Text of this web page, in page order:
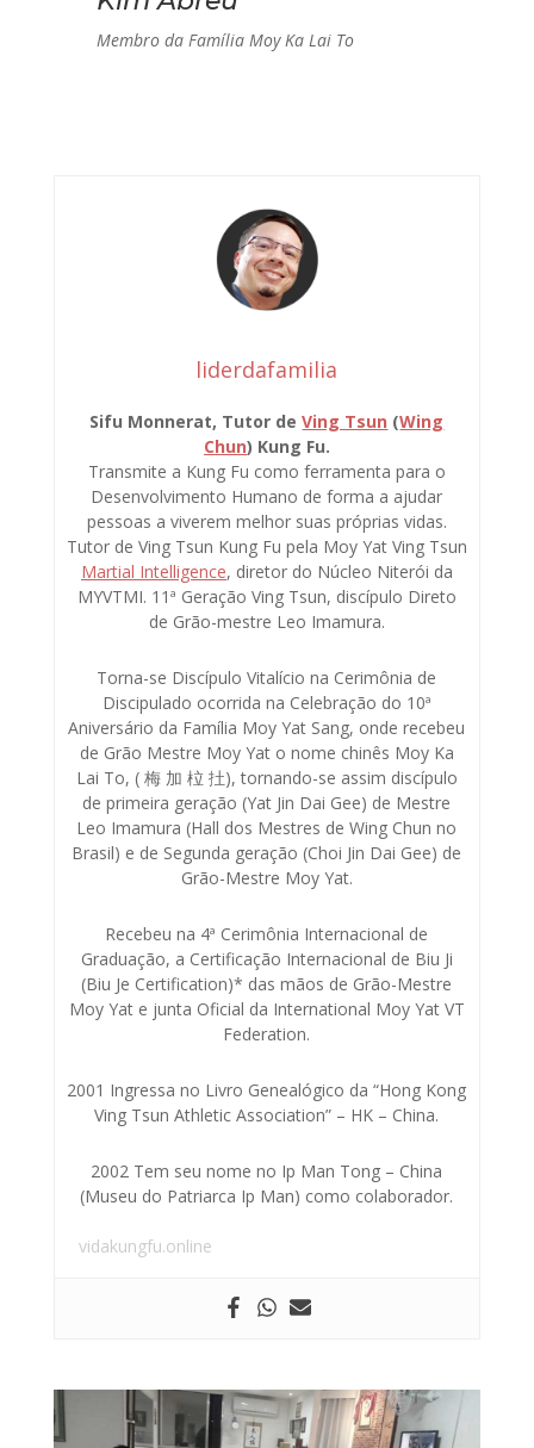
Membro da Família Moy Ka Lai To
liderdafamilia
Sifu Monnerat, Tutor deVing Tsun (Wing
Chun) Kung Fu.
Transmite a Kung Fu como ferramenta para o
Desenvolvimento Humano de forma a ajudar
pessoas a viverem melhor suas próprias vidas.
Tutor de Ving Tsun Kung Fu pela Moy Yat Ving Tsun
Martial Intelligence, diretor do Núcleo Niterói da
MYVTMI. 11ª Geração Ving Tsun, discípulo Direto
de Grão-mestre Leo Imamura.
Torna-se Discípulo Vitalício na Cerimônia de
Discipulado ocorrida na Celebração do 10ª
Aniversário da Família Moy Yat Sang, onde recebeu
de Grão Mestre Moy Yat o nome chinês Moy Ka
Lai To, ( 梅 加 柆 扗), tornando-se assim discípulo
de primeira geração (Yat Jin Dai Gee) de Mestre
Leo Imamura (Hall dos Mestres de Wing Chun no
Brasil) e de Segunda geração (Choi Jin Dai Gee) de
Grão-Mestre Moy Yat.
Recebeu na 4ª Cerimônia Internacional de
Graduação, a Certificação Internacional de Biu Ji
(Biu Je Certification)* das mãos de Grão-Mestre
Moy Yat e junta Oficial da International Moy Yat VT
Federation.
2001 Ingressa no Livro Genealógico da “Hong Kong
Ving Tsun Athletic Association” – HK – China.
2002 Tem seu nome no Ip Man Tong – China
(Museu do Patriarca Ip Man) como colaborador.
vidakungfu.online